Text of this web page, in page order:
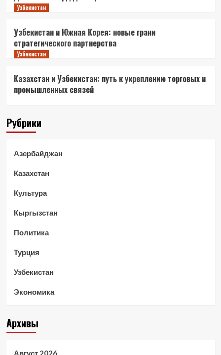
Узбекистан
Узбекистан и Южная Корея: новые грани
стратегического партнерства
Узбекистан
Казахстан и Узбекистан: путь к укреплению торговых и
промышленных связей
Рубрики
Азербайджан
Казахстан
Культура
Кыргызстан
Политика
Турция
Узбекистан
Экономика
Архивы
Август 2026